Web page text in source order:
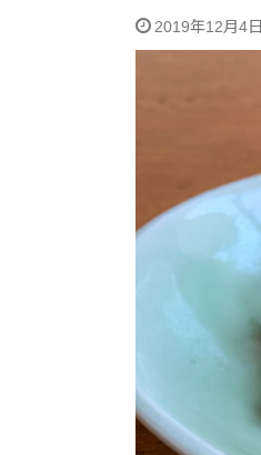
2019年12月4日